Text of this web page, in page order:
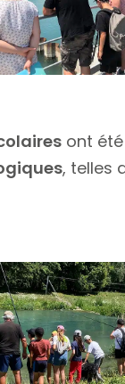
ont
, telles